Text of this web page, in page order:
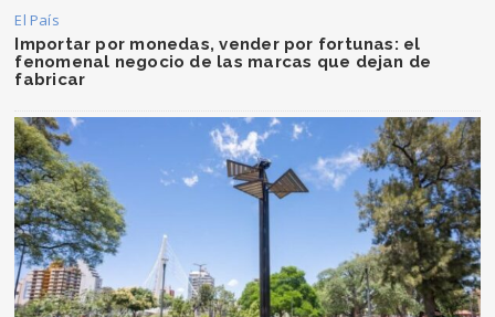
El País
Importar por monedas, vender por fortunas: el
fenomenal negocio de las marcas que dejan de
fabricar